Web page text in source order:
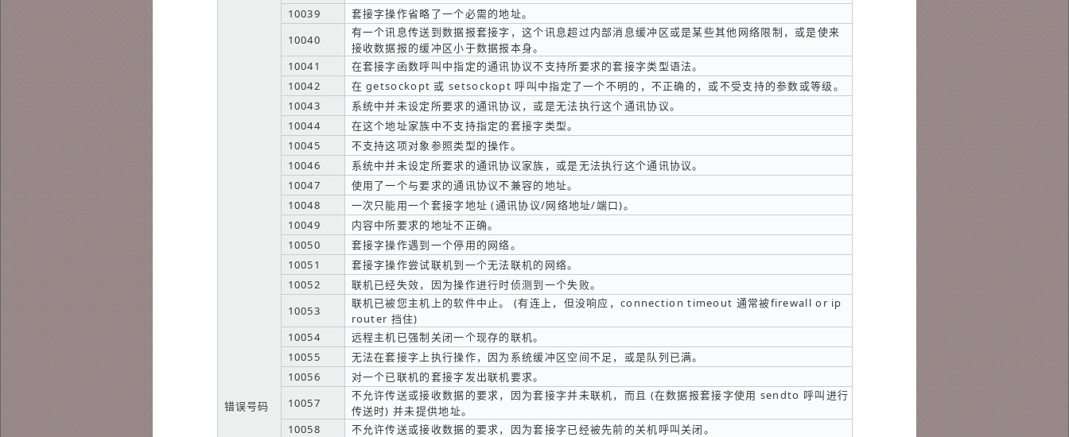
错误号码
10039
套接字操作省略了一个必需的地址。
10040
有一个讯息传送到数据报套接字，这个讯息超过内部消息缓冲区或是某些其他网络限制，或是使来
接收数据报的缓冲区小于数据报本身。
10041
在套接字函数呼叫中指定的通讯协议不支持所要求的套接字类型语法。
10042
在 getsockopt 或 setsockopt 呼叫中指定了一个不明的，不正确的，或不受支持的参数或等级。
10043
系统中并未设定所要求的通讯协议，或是无法执行这个通讯协议。
10044
在这个地址家族中不支持指定的套接字类型。
10045
不支持这项对象参照类型的操作。
10046
系统中并未设定所要求的通讯协议家族，或是无法执行这个通讯协议。
10047
使用了一个与要求的通讯协议不兼容的地址。
10048
一次只能用一个套接字地址 (通讯协议/网络地址/端口)。
10049
内容中所要求的地址不正确。
10050
套接字操作遇到一个停用的网络。
10051
套接字操作尝试联机到一个无法联机的网络。
10052
联机已经失效，因为操作进行时侦测到一个失败。
10053
联机已被您主机上的软件中止。 (有连上，但没响应，connection timeout 通常被firewall or ip
router 挡住)
10054
远程主机已强制关闭一个现存的联机。
10055
无法在套接字上执行操作，因为系统缓冲区空间不足，或是队列已满。
10056
对一个已联机的套接字发出联机要求。
10057
不允许传送或接收数据的要求，因为套接字并未联机，而且 (在数据报套接字使用 sendto 呼叫进行
传送时) 并未提供地址。
10058
不允许传送或接收数据的要求，因为套接字已经被先前的关机呼叫关闭。